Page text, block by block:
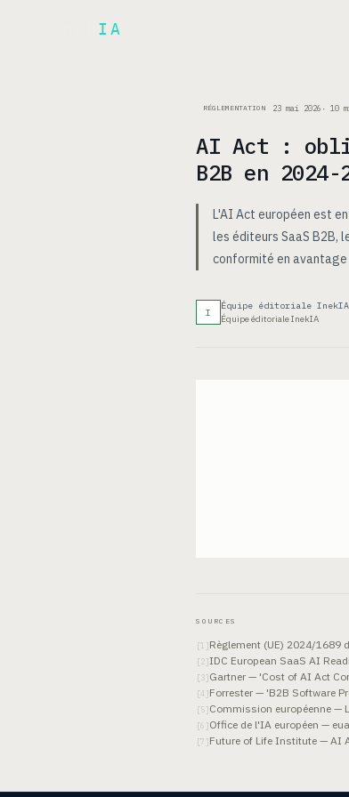
IA
RÉGLEMENTATION 23 mai 2026 · 10
AI Act :
B2B en 2024-
L'AI Act européen est
les éditeurs SaaS
conformité en
I
Équipe éditoriale InekIA
Équipe éditoriale InekIA
SOURCES
[1 ]Règlement (UE) 2024/1689
[2]IDC European SaaS AI
[ 3]Gartner — 'Cost of AI Act
[4 ]Forrester — 'B2B Software
[5]Commission européenne —
[6 ]Office de l'IA européen —
[7 ]Future of Life Institute — AI